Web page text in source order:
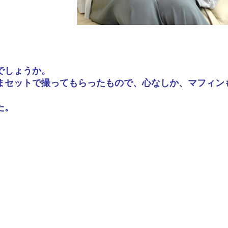
ょうか。
ットで撮ってもらったもので、心なしか、マフィ